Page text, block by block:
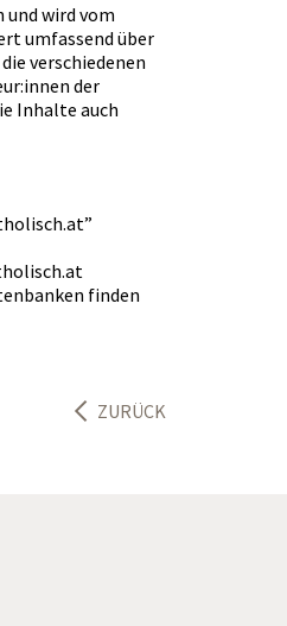
wird vom
umfassend über
verschiedenen
der
Inhalte auch
finden
ZURÜCK